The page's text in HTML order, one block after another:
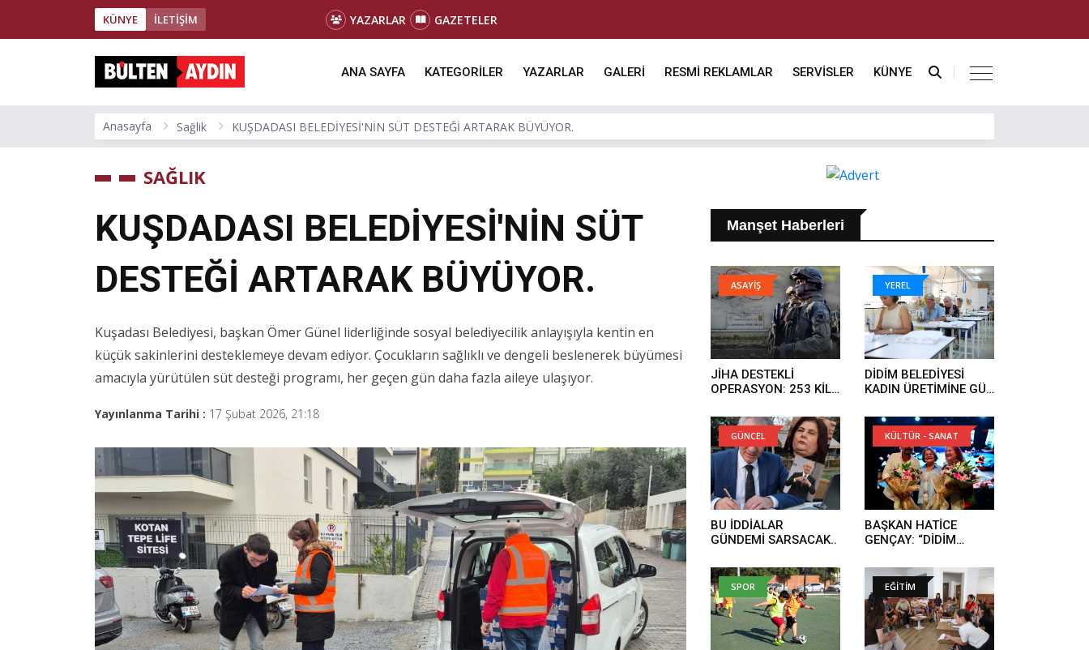
KÜNYE İLETİŞİM YAZARLAR GAZETELER
ANA SAYFA KATEGORİLER YAZARLAR GALERİ RESMİ REKLAMLAR SERVİSLER KÜNYE
Anasayfa Sağlik KUŞDADASI BELEDİYESİ'NİN SÜT DESTEĞİ ARTARAK BÜYÜYOR.
SAĞLIK
KUŞDADASI BELEDİYESİ'NİN SÜT
DESTEĞİ ARTARAK BÜYÜYOR.
Kuşadası Belediyesi, başkan Ömer Günel liderliğinde sosyal belediyecilik anlayışıyla kentin en
küçük sakinlerini desteklemeye devam ediyor. Çocukların sağlıklı ve dengeli beslenerek büyümesi
amacıyla yürütülen süt desteği programı, her geçen gün daha fazla aileye ulaşıyor.
Yayınlanma Tarihi : 17 Şubat 2026, 21:18
Manşet Haberleri
ASAYİŞ
JİHA DESTEKLİ
OPERASYON: 253 KİLO
YEREL
DİDİM BELEDİYESİ
KADIN ÜRETİMİNE GÜÇ
GÜNCEL
BU İDDİALAR
GÜNDEMİ SARSACAK..
KÜLTÜR - SANAT
BAŞKAN HATİCE
GENÇAY: “DİDİM
YÜREK OLDU”..
SPOR EĞİTİM